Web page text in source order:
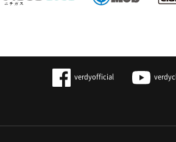
verdyofficial